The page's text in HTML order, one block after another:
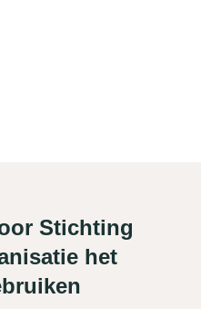
Stichting
het